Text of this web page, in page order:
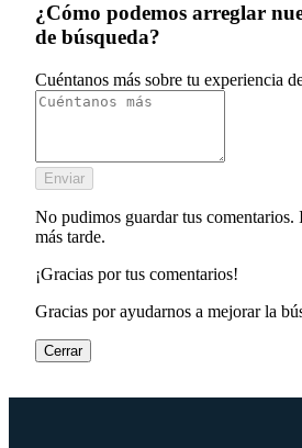
¿Cómo podemos arreglar
de búsqueda?
Cuéntanos más sobre tu experiencia
Enviar
No pudimos guardar tus comentarios.
más tarde.
¡Gracias por tus comentarios!
Gracias por ayudarnos a mejorar la
Cerrar